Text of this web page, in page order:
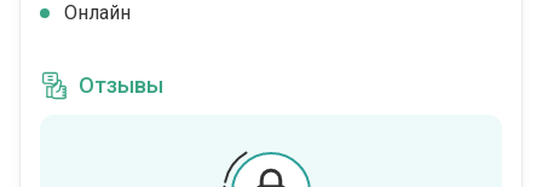
Онлайн
Отзывы